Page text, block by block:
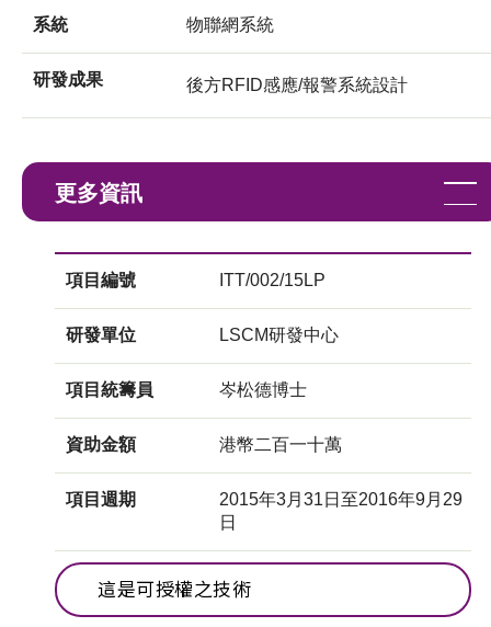
系統 物聯網系統
研發成果 後方RFID感應/報警系統設計
更多資訊
項目編號 ITT/002/15LP
研發單位 LSCM研發中心
項目統籌員 岑松德博士
資助金額 港幣二百一十萬
項目週期
2015年3月31日至2016年9月29
日
這是可授權之技術